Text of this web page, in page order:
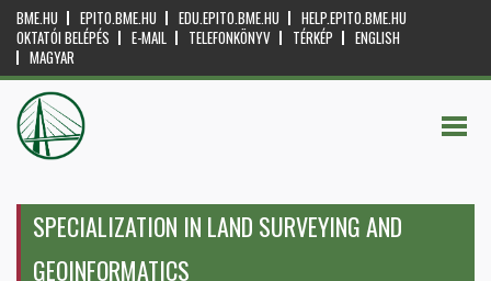
BME.HU EPITO.BME.HU EDU.EPITO.BME.HU
HELP.EPITO.BME.HU
OKTATÓI BELÉPÉS
E-MAIL TELEFONKÖNYV TÉRKÉP
ENGLISH
MAGYAR
SPECIALIZATION IN LAND SURVEYING AND
GEOINFORMATICS